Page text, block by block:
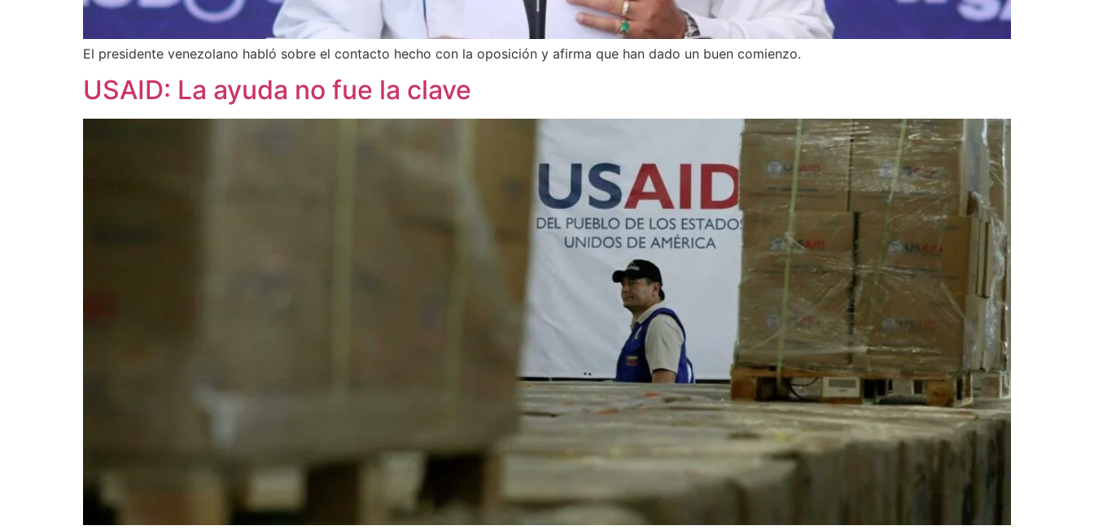
El presidente venezolano habló sobre el contacto hecho con la oposición y afirma que han dado un buen comienzo.
USAID: La ayuda no fue la clave